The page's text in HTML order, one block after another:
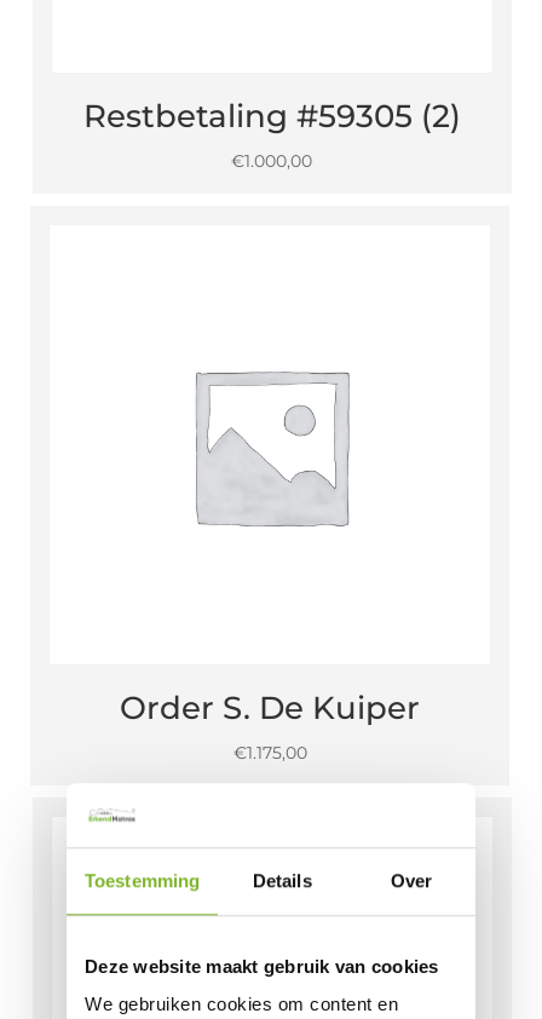
Toestemming Details Over
Deze website maakt gebruik van cookies
We gebruiken cookies om content en
Restbetaling #59305 (2)
€1.000,00
Order S. De Kuiper
€1.175,00